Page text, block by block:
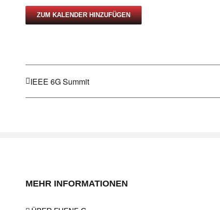
ZUM KALENDER HINZUFÜGEN
IEEE 6G Summit
MEHR INFORMATIONEN